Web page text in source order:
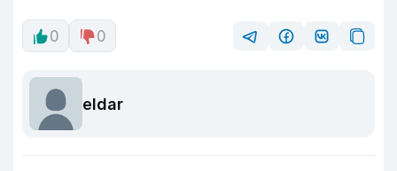
0 0
eldar